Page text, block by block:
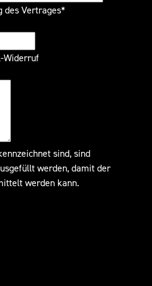
des Vertrages*
Widerruf
sind, sind
werden, damit der
werden kann.